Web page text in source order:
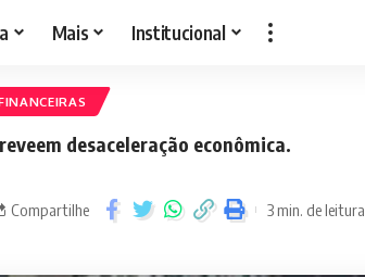
Mais Institucional
desaceleração econômica.
Compartilhe 3 min. de leitura